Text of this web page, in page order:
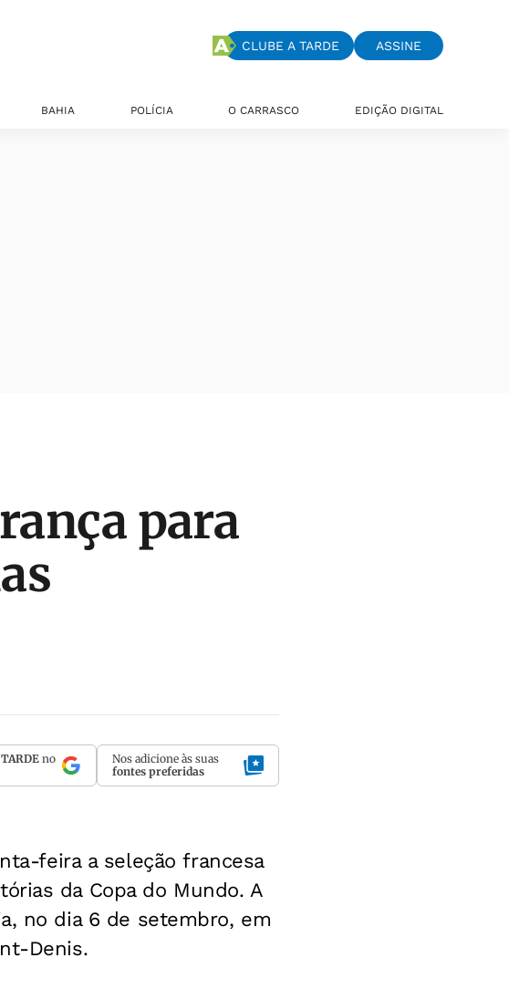
CLUBE A TARDE ASSINE
BAHIA POLÍCIA O CARRASCO EDIÇÃO DIGITAL
para
no
Nos adicione às suas
fontes preferidas
feira a seleção francesa
da Copa do Mundo. A
no dia 6 de setembro, em
Denis.